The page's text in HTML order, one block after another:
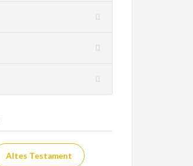
Altes Testament